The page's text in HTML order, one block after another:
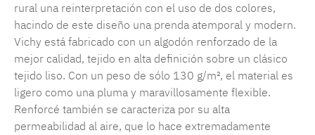
rural una reinterpretación con el uso de dos colores,
hacindo de este diseño una prenda atemporal y modern.
Vichy está fabricado con un algodón renforzado de la
mejor calidad, tejido en alta definición sobre un clásico
tejido liso. Con un peso de sólo 130 g/m², el material es
ligero como una pluma y maravillosamente flexible.
Renforcé también se caracteriza por su alta
permeabilidad al aire, que lo hace extremadamente